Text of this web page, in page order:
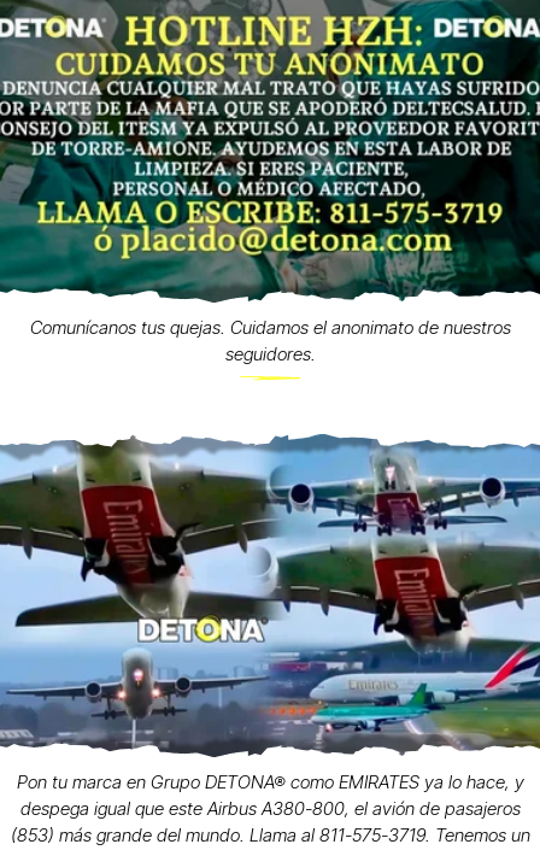
Comunícanos tus quejas. Cuidamos el anonimato de nuestros
seguidores.
Pon tu marca en Grupo DETONA® como EMIRATES ya lo hace, y
despega igual que este Airbus A380-800, el avión de pasajeros
(853) más grande del mundo. Llama al 811-575-3719. Tenemos un